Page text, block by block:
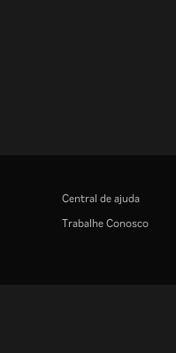
Central de ajuda
Trabalhe Conosco